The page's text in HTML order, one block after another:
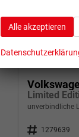
ab 498,– €
unverbindliche
Fahrzeugnr. 1279639
Alle akzeptieren